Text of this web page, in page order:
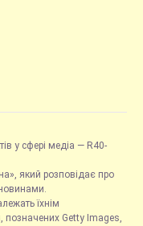
у сфері медіа — R40-
який розповідає про
їхнім
позначених Getty Images,